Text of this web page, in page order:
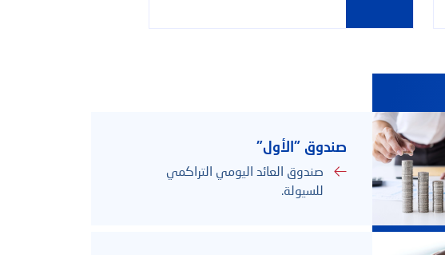
صندوق "الأول"
صندوق العائد اليومي التراكمي
للسيولة.